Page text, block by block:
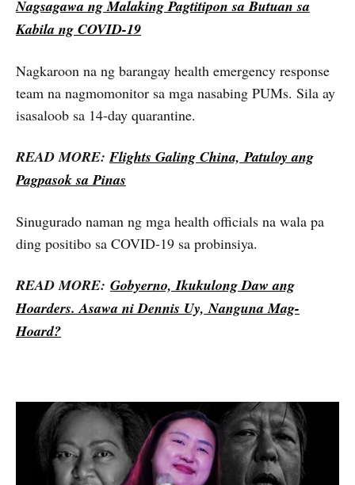
Nagsagawa ng Malaking Pagtitipon sa Butuan sa
Kabila ng COVID-19
Nagkaroon na ng barangay health emergency response
team na nagmomonitor sa mga nasabing PUMs. Sila ay
isasaloob sa 14-day quarantine.
READ MORE:Flights Galing China, Patuloy ang
Pagpasok sa Pinas
Sinugurado naman ng mga health officials na wala pa
ding positibo sa COVID-19 sa probinsiya.
READ MORE: Gobyerno, Ikukulong Daw ang
Hoarders. Asawa ni Dennis Uy, Nanguna Mag-
Hoard?